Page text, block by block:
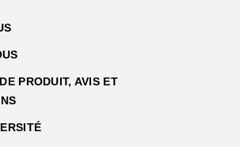
PRODUIT, AVIS ET